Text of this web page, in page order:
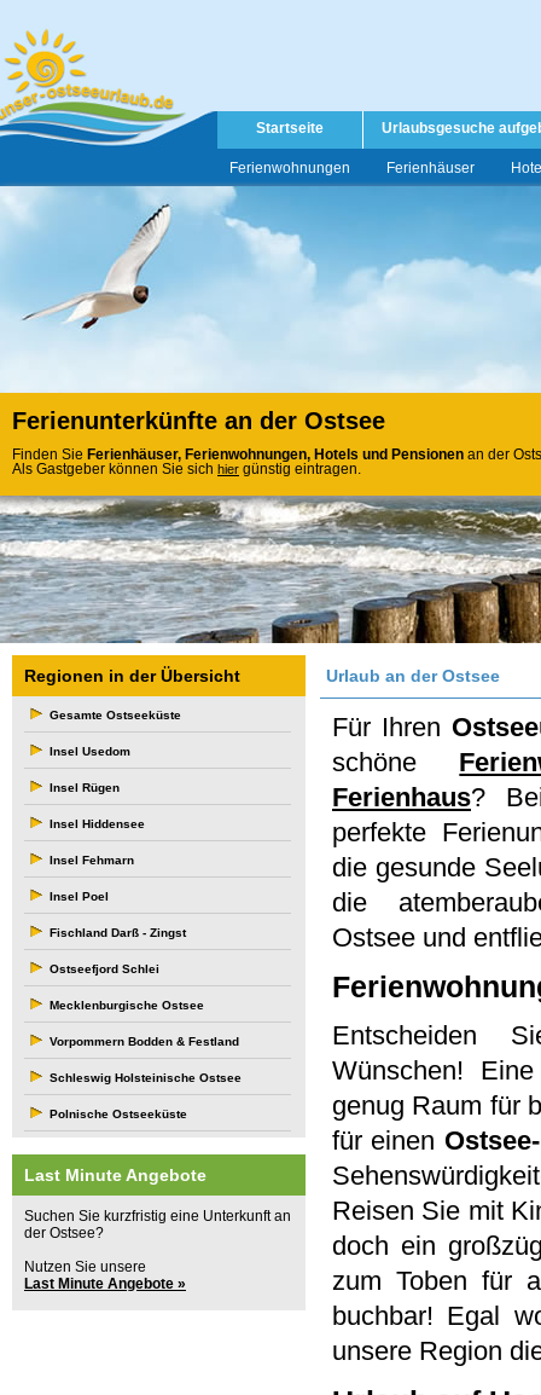
Startseite Urlaubsgesuche
Ferienwohnungen Ferienhäuser
Regionen in der Übersicht
Gesamte Ostseeküste
Insel Usedom
Insel Rügen
Insel Hiddensee
Insel Fehmarn
Insel Poel
Fischland Darß - Zingst
Ostseefjord Schlei
Mecklenburgische Ostsee
Vorpommern Bodden & Festland
Schleswig Holsteinische Ostsee
Polnische Ostseeküste
Last Minute Angebote
Suchen Sie kurzfristig eine Unterkunft an
der Ostsee?
Nutzen Sie unsere
Last Minute Angebote »
Ferienunterkünfte an der Ostsee
Finden Sie Ferienhäuser, Ferienwohnungen, Hotels und Pensionen an der
Als Gastgeber können Sie sich hier günstig eintragen.
Urlaub an der Ostsee
Für Ihren
schöne
Ferienhaus?
perfekte
die gesunde
die
Ostsee und
Entscheiden
Wünschen!
genug Raum für
für einen
Reisen Sie mit
doch ein
zum Toben für
buchbar! Egal
unsere Region